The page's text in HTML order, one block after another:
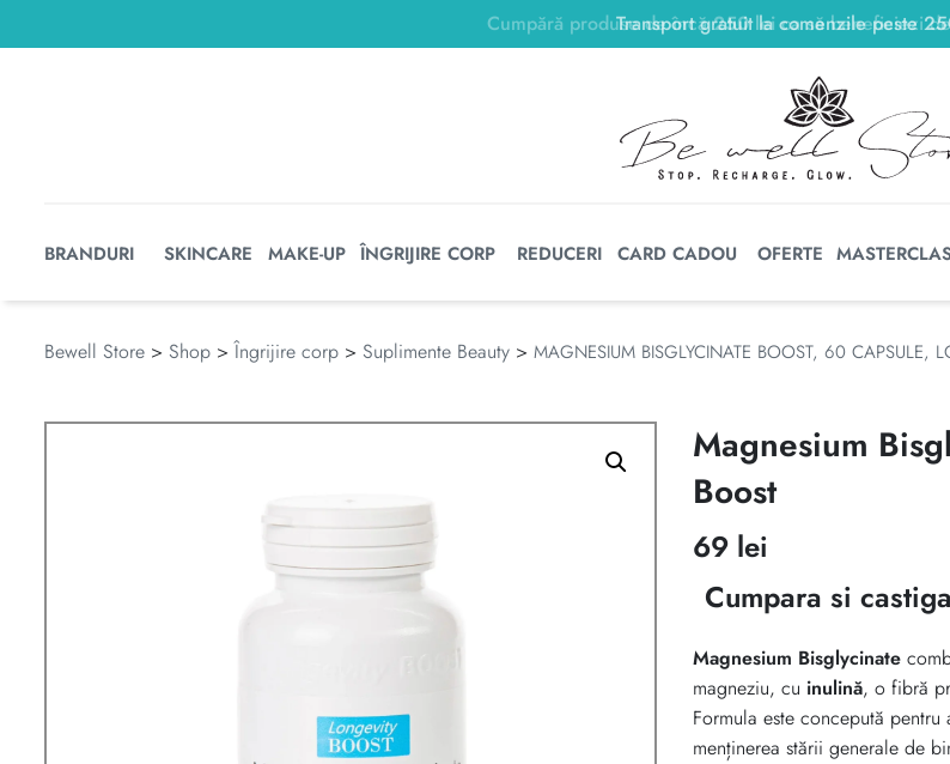
Transport gratuit la comenzile peste
250lei
BRANDURI SKINCARE MAKE-UP ÎNGRIJIRE CORP REDUCERI CARD CADOU OFERTE
Bewell Store > Shop >Îngrijire corp > Suplimente Beauty > MAGNESIUM BISGLYCINATE BOOST, 60 CAPSULE,
Magnesium
Boost
69 lei
Cumpara si
Magnesium Bisglycinate
magneziu, cu inulină, o fibră
Formula este concepută
menținerea stării generale de